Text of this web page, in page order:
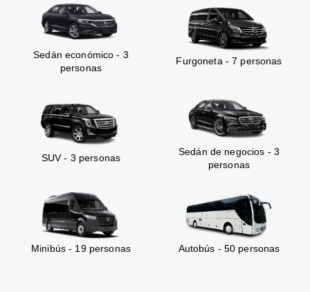
Sedán económico - 3
personas
Furgoneta - 7 personas
SUV - 3 personas
Sedán de negocios - 3
personas
Minibús - 19 personas Autobús - 50 personas